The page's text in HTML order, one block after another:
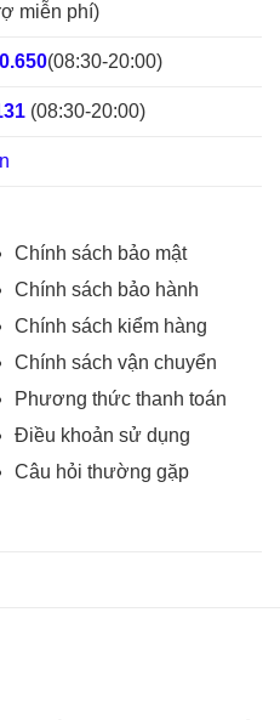
miễn phí)
(08:30-20:00)
(08:30-20:00)
Chính sách bảo mật
Chính sách bảo hành
Chính sách kiểm hàng
Chính sách vận chuyển
Phương thức thanh toán
Điều khoản sử dụng
Câu hỏi thường gặp